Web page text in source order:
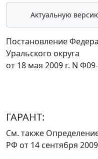
Актуальную
Постановление
Уральского округа
от 18 мая 2009 г. N
ГАРАНТ:
См. также
РФ от 14 сентября